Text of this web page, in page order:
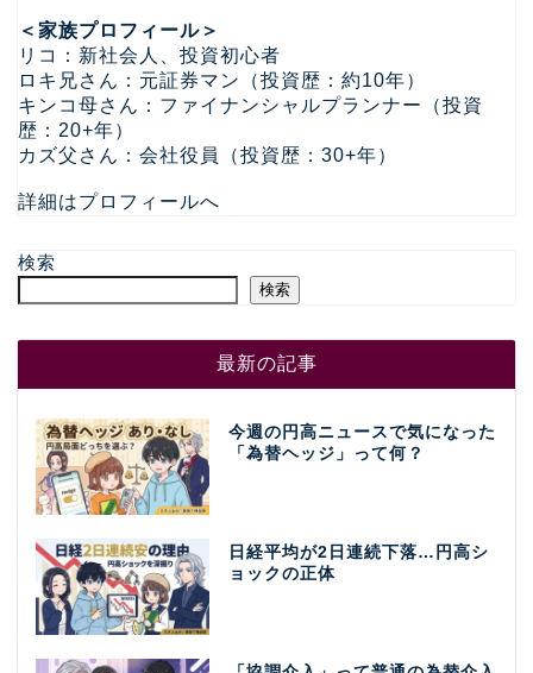
＜家族プロフィール＞
リコ：新社会人、投資初心者
ロキ兄さん：元証券マン（投資歴：約10年）
キンコ母さん：ファイナンシャルプランナー（投資
歴：20+年）
カズ父さん：会社役員（投資歴：30+年）
詳細はプロフィールへ
検索
検索
最新の記事
今週の円高ニュースで気になった
「為替ヘッジ」って何？
日経平均が2日連続下落…円高シ
ョックの正体